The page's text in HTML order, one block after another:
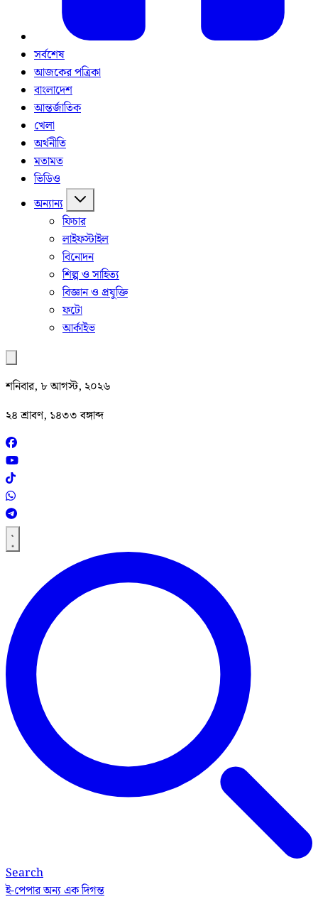
সর্বশেষ
আজকের পত্রিকা
বাংলাদেশ
আন্তর্জাতিক
খেলা
অর্থনীতি
মতামত
ভিডিও
অন্যান্য
ফিচার
লাইফস্টাইল
বিনোদন
শিল্প ও সাহিত্য
বিজ্ঞান ও প্রযুক্তি
ফটো
আর্কাইভ
শনিবার, ৮ আগস্ট, ২০২৬
২৪ শ্রাবণ, ১৪৩৩ বঙ্গাব্দ
Search
ই-পেপারঅন্য এক দিগন্ত